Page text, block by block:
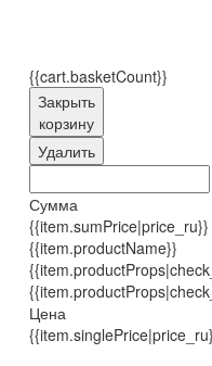
{{cart.basketCount}}
Закрыть
корзину
Удалить
Сумма
{{item.sumPrice|price_ru}}
{{item.productName}}
Цена